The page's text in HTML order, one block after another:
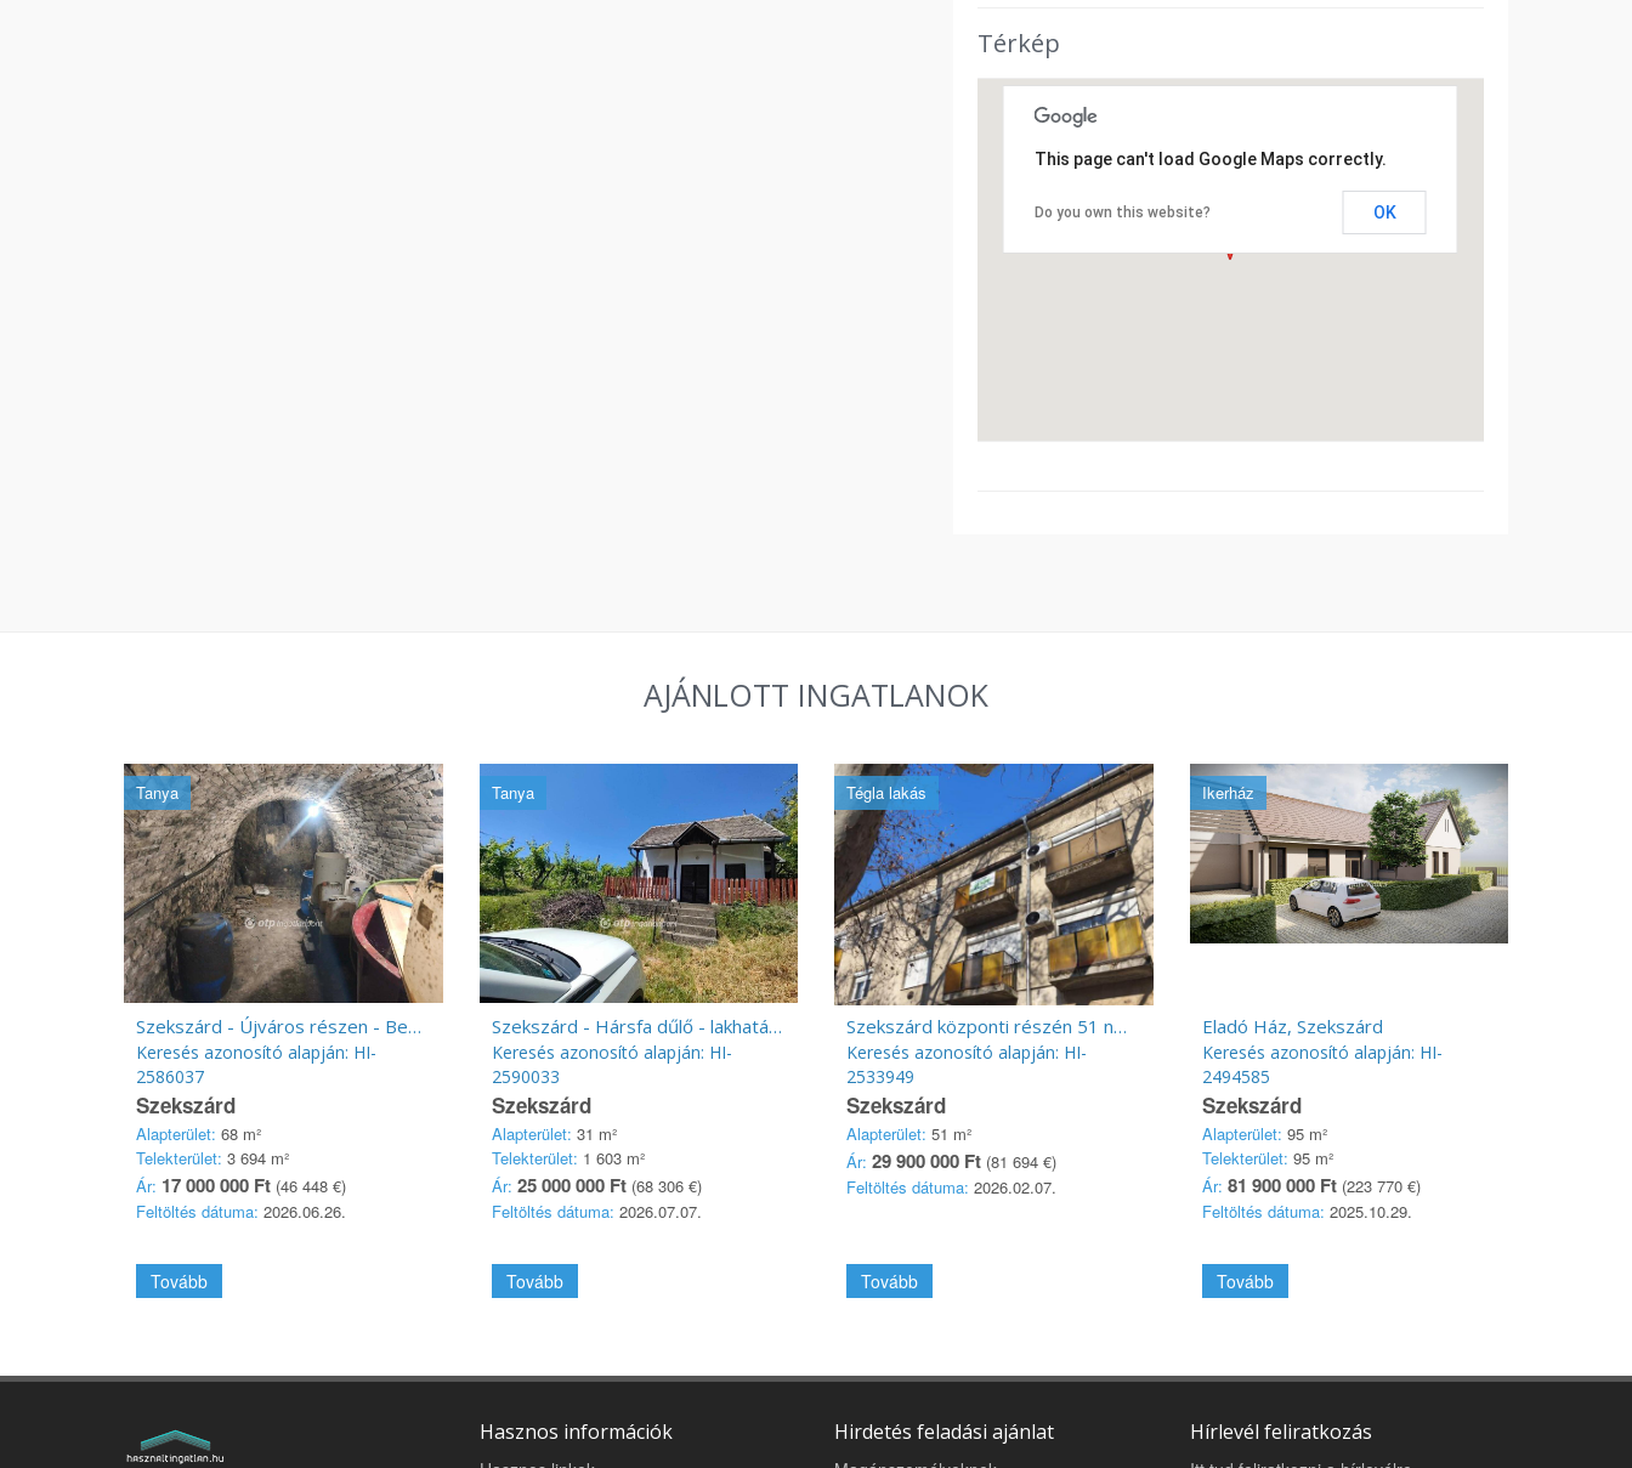
Térkép
This page can't load Google Maps correctly.
Do you own this website? OK
AJÁNLOTT INGATLANOK
Tanya
Szekszárd - Újváros részen - Benedek tető - tanya - eladó !
Keresés azonosító alapján: HI-
2586037
Szekszárd
Alapterület: 68 m²
Telekterület: 3 694 m²
Ár: 17 000 000 Ft (46 448 €)
Feltöltés dátuma: 2026.06.26.
Tovább
Tanya
Szekszárd - Hársfa dűlő - lakhatásra alkalmas épület - 1603 nm ter. eladó
Keresés azonosító alapján: HI-
2590033
Szekszárd
Alapterület: 31 m²
Telekterület: 1 603 m²
Ár: 25 000 000 Ft(68 306 €)
Feltöltés dátuma: 2026.07.07.
Tovább
Tégla lakás
Szekszárd központi részén 51 nm erkélyes lakás eladó!
Keresés azonosító alapján: HI-
2533949
Szekszárd
Alapterület: 51 m²
Ár: 29 900 000 Ft (81 694 €)
Feltöltés dátuma: 2026.02.07.
Tovább
Ikerház
Eladó Ház, Szekszárd
Keresés azonosító alapján: HI-
2494585
Szekszárd
Alapterület: 95 m²
Telekterület: 95 m²
Ár: 81 900 000 Ft(223 770 €)
Feltöltés dátuma: 2025.10.29.
Tovább
Hasznos információk Hirdetés feladási ajánlat Hírlevél feliratkozás